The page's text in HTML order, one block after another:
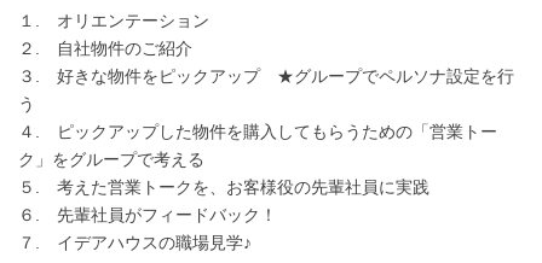
１. オリエンテーション
２. 自社物件のご紹介
３. 好きな物件をピックアップ ★グループでペルソナ設定を行
う
４. ピックアップした物件を購入してもらうための「営業トー
ク」をグループで考える
５. 考えた営業トークを、お客様役の先輩社員に実践
６. 先輩社員がフィードバック！
７. イデアハウスの職場見学♪